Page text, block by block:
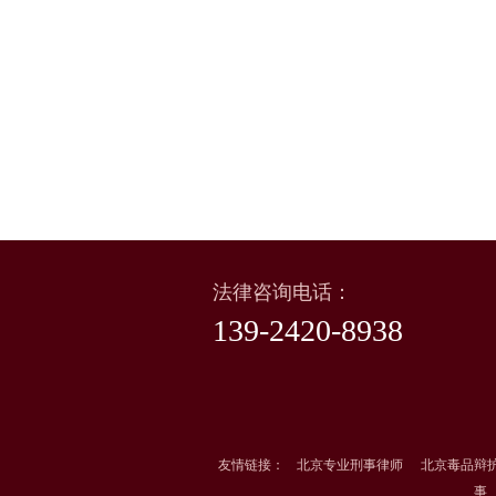
法律咨询电话：
139-2420-8938
友情链接： 北京专业刑事律师
北京毒品辩
事